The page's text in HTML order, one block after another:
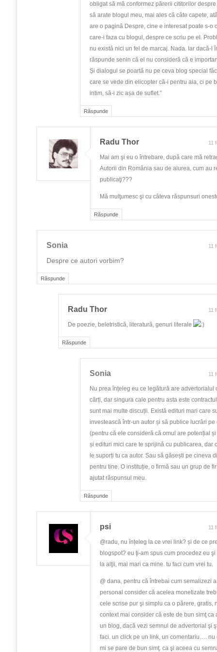
Răspunde
obligat să mă conformez părerii cititorilor
să arate blogul meu, mai ales că câte capete,
are o pagină Despre, cine e interesat poate s-o
care-i faza cu blogul, despre ce scriu pe el.
nu există nici un fel de marcaj. Nada. Iar dacă-l
răspunde senin că el nu consideră că e
Și dialogul se poartă nu pe ceva blog special
care se vede din elicopter că-i pentru aia, ci pe
intim, să-i zic așa de suflet.”
Răspunde
Radu Thor 11
Mai am şi eu o întrebare, după care mă
Autorii din România sau de aiurea, cum au
publicaţi???
Mă mulţumesc şi cu câteva răspunsuri
Răspunde
Sonia 11
Despre ce autori vorbim?
Răspunde
Radu Thor 11
De poezie, beletristică, literatură, genuri literale
Răspunde
Sonia 11
Nu prea înțeleg eu ce legătură are advertorialul
cărți, dar singura cale pentru asta este
sunt mai multe discuții. Există edituri mari care
investească într-un autor și să publice lucrări
(pentru că ele consideră că omul are potențial
și edituri mici care te sprijină cu publicarea, dar
le suporți tu ca autor. Sau să găsești pe cineva
pentru tine. O instituție, o firmă sau un grup de
ajutat răspunsul meu.
psi 11
@radu, nu înțeleg la ce vrei link? și de ce
blogspot? eu ţi-am spus cum procedez eu
la alţii, mai mari ca mine. tu faci cum vrei tu.
@ dana, pentru că întrebai cum semalizezi
personal consider că acelea monetizate
cele scrise pur şi simplu ca o părere, gratis,
context mai consider că este de bun simţ ca
un blog, dacă vezi semnul de advertorial şi
faci. un click pe un link, un comentariu…. nu
mi se pare de bun simţ. ca şi aceea cu